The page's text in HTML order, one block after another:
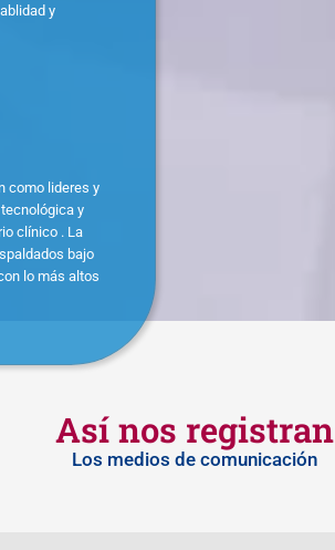
y
como lideres y
y
clínico . La
bajo
lo más altos
Así nos registran
Los medios de comunicación